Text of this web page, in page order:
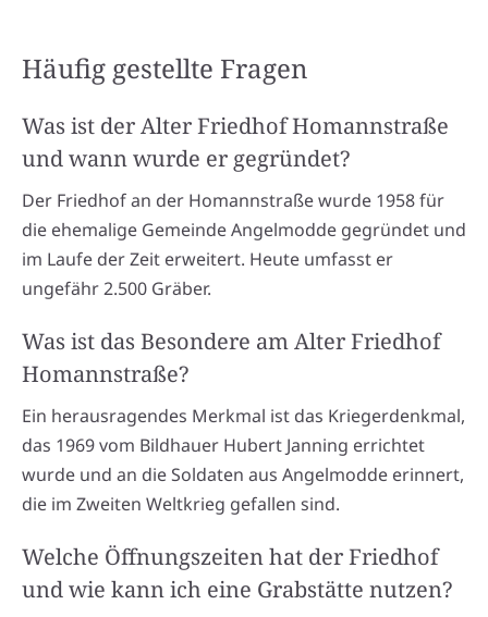
Häufig gestellte Fragen
Was ist der Alter Friedhof Homannstraße
und wann wurde er gegründet?
Der Friedhof an der Homannstraße wurde 1958 für
die ehemalige Gemeinde Angelmodde gegründet und
im Laufe der Zeit erweitert. Heute umfasst er
ungefähr 2.500 Gräber.
Was ist das Besondere am Alter Friedhof
Homannstraße?
Ein herausragendes Merkmal ist das Kriegerdenkmal,
das 1969 vom Bildhauer Hubert Janning errichtet
wurde und an die Soldaten aus Angelmodde erinnert,
die im Zweiten Weltkrieg gefallen sind.
Welche Öffnungszeiten hat der Friedhof
und wie kann ich eine Grabstätte nutzen?